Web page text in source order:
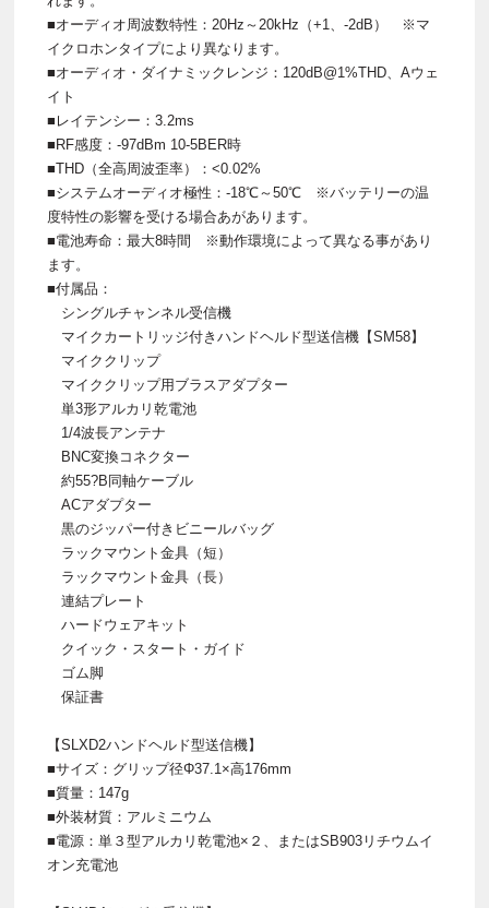
■オーディオ周波数特性：20Hz～20kHz（+1、-2dB） ※マ
イクロホンタイプにより異なります。
■オーディオ・ダイナミックレンジ：120dB@1%THD、Aウェ
イト
■レイテンシー：3.2ms
■RF感度：-97dBm 10-5BER時
■THD（全高周波歪率）：<0.02%
■システムオーディオ極性：-18℃～50℃ ※バッテリーの温
度特性の影響を受ける場合あがあります。
■電池寿命：最大8時間 ※動作環境によって異なる事があり
ます。
■付属品：
シングルチャンネル受信機
マイクカートリッジ付きハンドヘルド型送信機【SM58】
マイククリップ
マイククリップ用ブラスアダプター
単3形アルカリ乾電池
1/4波長アンテナ
BNC変換コネクター
約55?B同軸ケーブル
ACアダプター
黒のジッパー付きビニールバッグ
ラックマウント金具（短）
ラックマウント金具（長）
連結プレート
ハードウェアキット
クイック・スタート・ガイド
ゴム脚
保証書
【SLXD2ハンドヘルド型送信機】
■サイズ：グリップ径Φ37.1×高176mm
■質量：147g
■外装材質：アルミニウム
■電源：単３型アルカリ乾電池×２、またはSB903リチウムイ
オン充電池